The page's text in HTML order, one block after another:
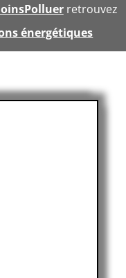
retrouvez
énergétiques